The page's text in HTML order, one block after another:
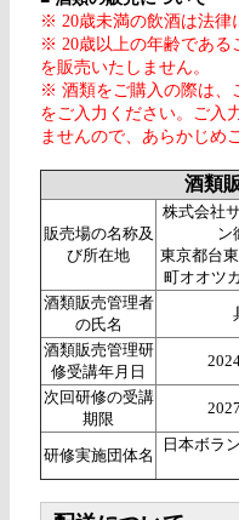
※ 20歳未満の飲酒は法律
※ 20歳以上の年齢である
を販売いたしません。
※ 酒類をご購入の際は、
をご入力ください。ご入
ませんので、あらかじめ
酒類
販売場の名称及
び所在地
株式会社
ン
東京都台
町オオツ
酒類販売管理者
の氏名
酒類販売管理研
修受講年月日
次回研修の受講
期限
研修実施団体名
日本ボラ